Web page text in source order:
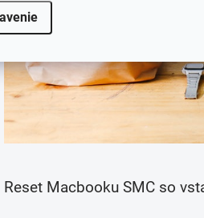
Reset Macbooku SMC so